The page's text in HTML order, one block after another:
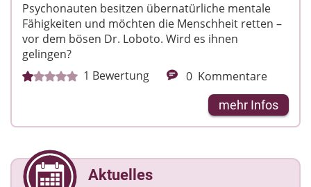
Psychonauten besitzen übernatürliche mentale
Fähigkeiten und möchten die Menschheit retten –
vor dem bösen Dr. Loboto. Wird es ihnen
gelingen?
1 Bewertung 0 Kommentare
mehr Infos
Aktuelles